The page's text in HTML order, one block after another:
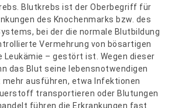
Blutkrebs ist der Oberbegriff für
des Knochenmarks bzw. des
bei der die normale Blutbildung
Vermehrung von bösartigen
Leukämie – gestört ist. Wegen dieser
das Blut seine lebensnotwendigen
ausführen, etwa Infektionen
transportieren oder Blutungen
führen die Erkrankungen fast